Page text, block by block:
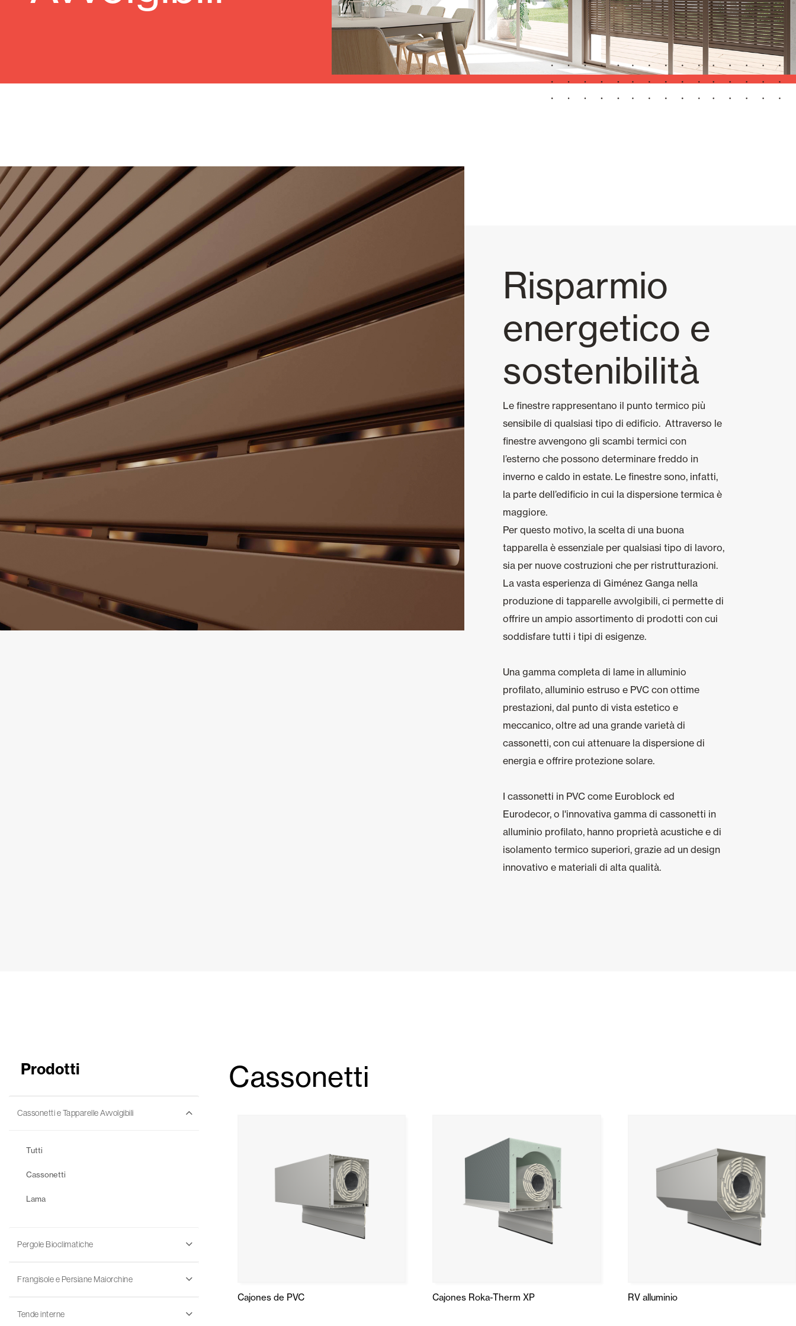
Alicantinas e Tende a Stringhe Tende Esterne Porte Automatiche
VEDI TUTTI I PRODOTTI
Risparmio
energetico e
sostenibilità
Le finestre rappresentano il punto termico più
sensibile di qualsiasi tipo di edificio. Attraverso le
finestre avvengono gli scambi termici con
l’esterno che possono determinare freddo in
inverno e caldo in estate. Le finestre sono, infatti,
la parte dell’edificio in cui la dispersione termica è
maggiore.
Per questo motivo, la scelta di una buona
tapparella è essenziale per qualsiasi tipo di lavoro,
sia per nuove costruzioni che per ristrutturazioni.
La vasta esperienza di Giménez Ganga nella
produzione di tapparelle avvolgibili, ci permette di
offrire un ampio assortimento di prodotti con cui
soddisfare tutti i tipi di esigenze.
Una gamma completa di lame in alluminio
profilato, alluminio estruso e PVC con ottime
prestazioni, dal punto di vista estetico e
meccanico, oltre ad una grande varietà di
cassonetti, con cui attenuare la dispersione di
energia e offrire protezione solare.
I cassonetti in PVC come Euroblock ed
Eurodecor, o l'innovativa gamma di cassonetti in
alluminio profilato, hanno proprietà acustiche e di
isolamento termico superiori, grazie ad un design
innovativo e materiali di alta qualità.
Prodotti
Cassonetti e Tapparelle Avvolgibili
Tutti
Cassonetti
Lama
Pergole Bioclimatiche
Frangisole e Persiane Maiorchine
Tende interne
Cassonetti
Cajones de PVC Cajones Roka-Therm XP RV alluminio